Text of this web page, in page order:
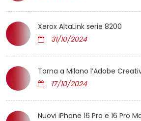
Xerox AltaLink serie 8200
31/10/2024
Torna a Milano l’Adobe
17/10/2024
Nuovi iPhone 16 Pro e 16 Pro